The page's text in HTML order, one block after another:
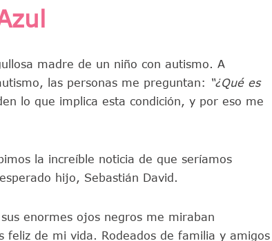
madre de un niño con autismo. A
las personas me preguntan: “¿Qué es
lo que implica esta condición, y por eso me
la increíble noticia de que seríamos
hijo, Sebastián David.
enormes ojos negros me miraban
de mi vida. Rodeados de familia y amigos